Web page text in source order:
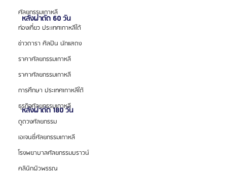
ศัลยกรรมเกาหลี
ท่องเที่ยว ประเทศเกาหลีใต้
ข่าวดารา ศิลปิน นักแสดง
ราคาศัลยกรรมเกาหลี
ราคาศัลยกรรมเกาหลี
การศึกษา ประเทศเกาหลีใต้
ธุรกิจศัลยกรรมเกาหลี
ดูดวงศัลยกรรม
เอเจนซี่ศัลยกรรมเกาหลี
โรงพยาบาลศัลยกรรมบราวน์
คลินิกผิวพรรณ
หลังผ่าตัด 60 วัน
หลังผ่าตัด 180 วัน